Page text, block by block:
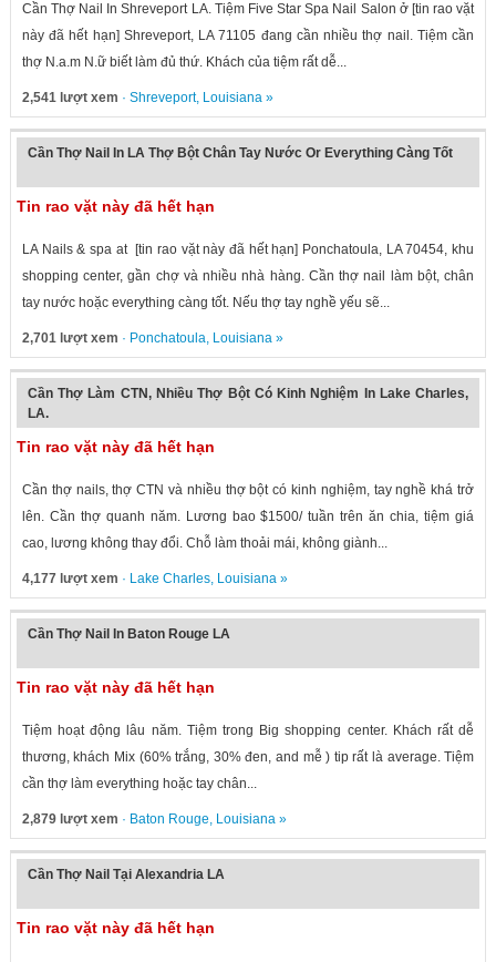
Cần Thợ Nail In Shreveport LA. Tiệm Five Star Spa Nail Salon ở [tin rao vặt
này đã hết hạn] Shreveport, LA 71105 đang cần nhiều thợ nail. Tiệm cần
thợ N.a.m N.ữ biết làm đủ thứ. Khách của tiệm rất dễ...
2,541 lượt xem · Shreveport, Louisiana»
Cần Thợ Nail In LA Thợ Bột Chân Tay Nước Or Everything Càng Tốt
Tin rao vặt này đã hết hạn
LA Nails & spa at [tin rao vặt này đã hết hạn] Ponchatoula, LA 70454, khu
shopping center, gần chợ và nhiều nhà hàng. Cần thợ nail làm bột, chân
tay nước hoặc everything càng tốt. Nếu thợ tay nghề yếu sẽ...
2,701 lượt xem · Ponchatoula, Louisiana»
Cần Thợ Làm CTN, Nhiều Thợ Bột Có Kinh Nghiệm In Lake Charles,
LA.
Tin rao vặt này đã hết hạn
Cần thợ nails, thợ CTN và nhiều thợ bột có kinh nghiệm, tay nghề khá trở
lên. Cần thợ quanh năm. Lương bao $1500/ tuần trên ăn chia, tiệm giá
cao, lương không thay đổi. Chỗ làm thoải mái, không giành...
4,177 lượt xem · Lake Charles, Louisiana»
Cần Thợ Nail In Baton Rouge LA
Tin rao vặt này đã hết hạn
Tiệm hoạt động lâu năm. Tiệm trong Big shopping center. Khách rất dễ
thương, khách Mix (60% trắng, 30% đen, and mễ ) tip rất là average. Tiệm
cần thợ làm everything hoặc tay chân...
2,879 lượt xem · Baton Rouge, Louisiana»
Cần Thợ Nail Tại Alexandria LA
Tin rao vặt này đã hết hạn